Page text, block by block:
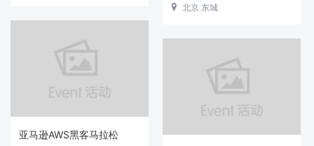
 北京 东城
亚马逊AWS黑客马拉松